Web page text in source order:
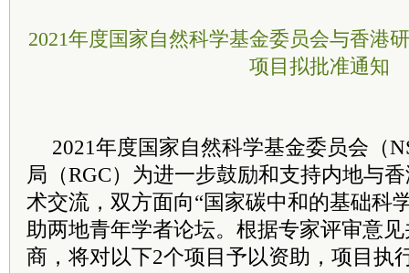
2021年度国家自然科学基金委员会与香港
项目拟批准通知
2021年度国家自然科学基金委员会（
局（RGC）为进一步鼓励和支持内地与
术交流，双方面向“国家碳中和的基础科
助两地青年学者论坛。根据专家评审意
商，将对以下2个项目予以资助，项目执